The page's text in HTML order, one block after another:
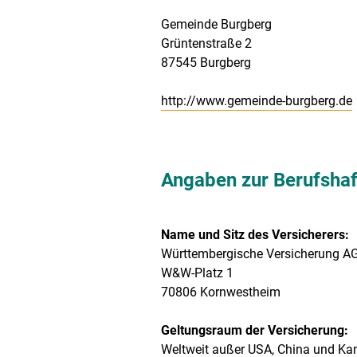
Gemeinde Burgberg
Grüntenstraße 2
87545 Burgberg
http://www.gemeinde-burgberg.de
Angaben zur
Name und Sitz des Versicherers:
Württembergische Versicherung
W&W-Platz 1
70806 Kornwestheim
Geltungsraum der Versicherung:
Weltweit außer USA, China und